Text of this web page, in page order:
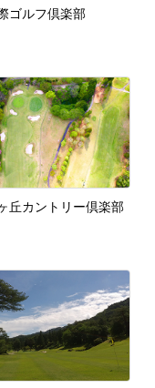
ゴルフ倶楽部
丘カントリー倶楽部